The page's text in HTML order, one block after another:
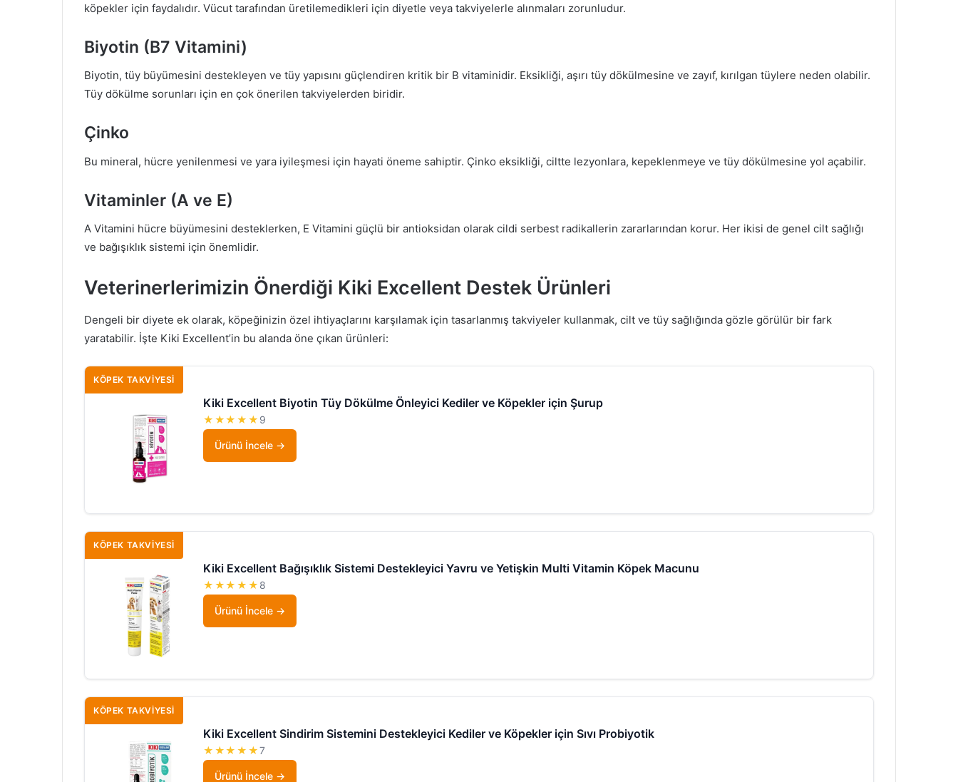
köpekler için faydalıdır. Vücut tarafından üretilemedikleri için diyetle veya takviyelerle alınmaları zorunludur.
Biyotin (B7 Vitamini)
Biyotin, tüy büyümesini destekleyen ve tüy yapısını güçlendiren kritik bir B vitaminidir. Eksikliği, aşırı tüy dökülmesine ve zayıf, kırılgan tüylere neden olabilir.
Tüy dökülme sorunları için en çok önerilen takviyelerden biridir.
Çinko
Bu mineral, hücre yenilenmesi ve yara iyileşmesi için hayati öneme sahiptir. Çinko eksikliği, ciltte lezyonlara, kepeklenmeye ve tüy dökülmesine yol açabilir.
Vitaminler (A ve E)
A Vitamini hücre büyümesini desteklerken, E Vitamini güçlü bir antioksidan olarak cildi serbest radikallerin zararlarından korur. Her ikisi de genel cilt sağlığı
ve bağışıklık sistemi için önemlidir.
Veterinerlerimizin Önerdiği Kiki Excellent Destek Ürünleri
Dengeli bir diyete ek olarak, köpeğinizin özel ihtiyaçlarını karşılamak için tasarlanmış takviyeler kullanmak, cilt ve tüy sağlığında gözle görülür bir fark
yaratabilir. İşte Kiki Excellent’in bu alanda öne çıkan ürünleri:
KÖPEK TAKVIYESI
Kiki Excellent Biyotin Tüy Dökülme Önleyici Kediler ve Köpekler için Şurup
★★★★★ 9
Ürünü İncele
KÖPEK TAKVIYESI
Kiki Excellent Bağışıklık Sistemi Destekleyici Yavru ve Yetişkin Multi Vitamin Köpek Macunu
★★★★★ 8
Ürünü İncele
KÖPEK TAKVIYESI
Kiki Excellent Sindirim Sistemini Destekleyici Kediler ve Köpekler için Sıvı Probiyotik
★★★★★7
Ürünü İncele